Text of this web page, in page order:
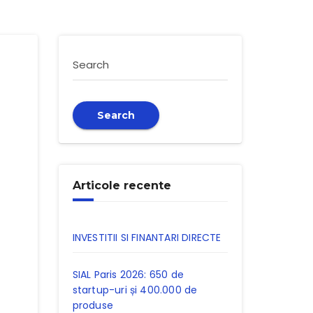
Search
Search
Articole recente
INVESTITII SI FINANTARI DIRECTE
SIAL Paris 2026: 650 de
startup-uri și 400.000 de
produse